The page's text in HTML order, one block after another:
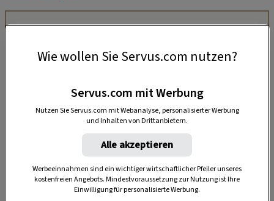
„Servus Garten“ auf WhatsApp
Wie wollen Sie Servus.com nutzen?
Servus.com mit Werbung
Nutzen Sie Servus.com mit Webanalyse, personalisierter Werbung
und Inhalten von Drittanbietern.
Alle akzeptieren
Werbeeinnahmen sind ein wichtiger wirtschaftlicher Pfeiler unseres
kostenfreien Angebots. Mindestvoraussetzung zur Nutzung ist Ihre
Einwilligung für personalisierte Werbung.